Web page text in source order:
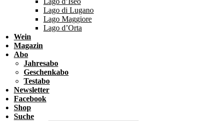
Lago di Lugano
Lago Maggiore
Lago d’Orta
Wein
Magazin
Abo
Jahresabo
Geschenkabo
Testabo
Newsletter
Facebook
Shop
Suche